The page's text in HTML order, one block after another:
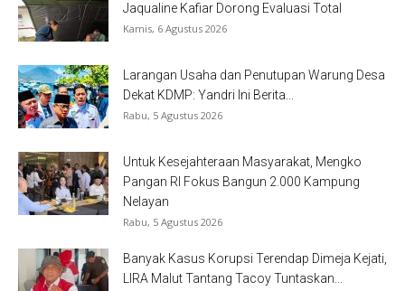
Jaqualine Kafiar Dorong Evaluasi Total
Kamis, 6 Agustus 2026
Larangan Usaha dan Penutupan Warung Desa
Dekat KDMP: Yandri Ini Berita...
Rabu, 5 Agustus 2026
Untuk Kesejahteraan Masyarakat, Mengko
Pangan RI Fokus Bangun 2.000 Kampung
Nelayan
Rabu, 5 Agustus 2026
Banyak Kasus Korupsi Terendap Dimeja Kejati,
LIRA Malut Tantang Tacoy Tuntaskan...